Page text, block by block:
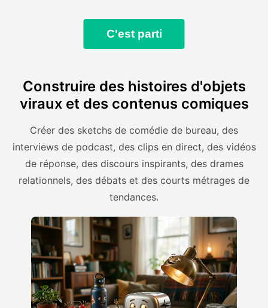
C'est parti
Construire des histoires d'objets
viraux et des contenus comiques
Créer des sketchs de comédie de bureau, des
interviews de podcast, des clips en direct, des vidéos
de réponse, des discours inspirants, des drames
relationnels, des débats et des courts métrages de
tendances.